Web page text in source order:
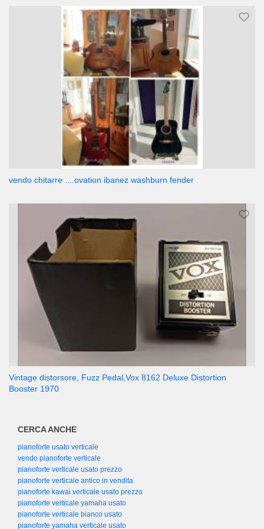
vendo chitarre ....ovation ibanez washburn fender
Vintage distorsore, Fuzz Pedal,Vox 8162 Deluxe Distortion
Booster 1970
CERCA ANCHE
pianoforte usato verticale
vendo pianoforte verticale
pianoforte verticale usato prezzo
pianoforte verticale antico in vendita
pianoforte kawai verticale usato prezzo
pianoforte verticale yamaha usato
pianoforte verticale bianco usato
pianoforte yamaha verticale usato